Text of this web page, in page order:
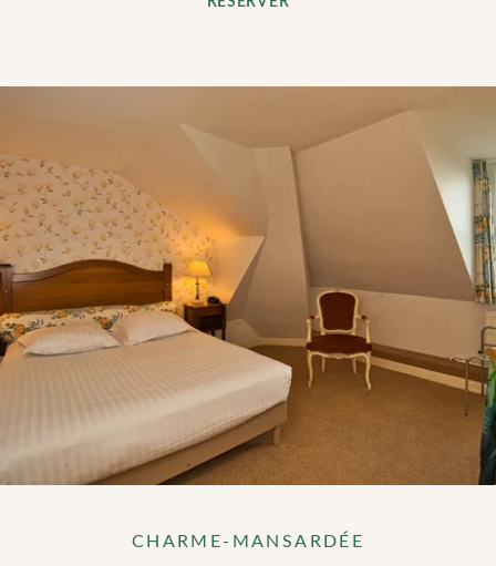
CHARME-MANSARDÉE
Une remarque particulière ?
Type de Menu (déjeuner uniquement)
Une remarque particulière (allergie) ?